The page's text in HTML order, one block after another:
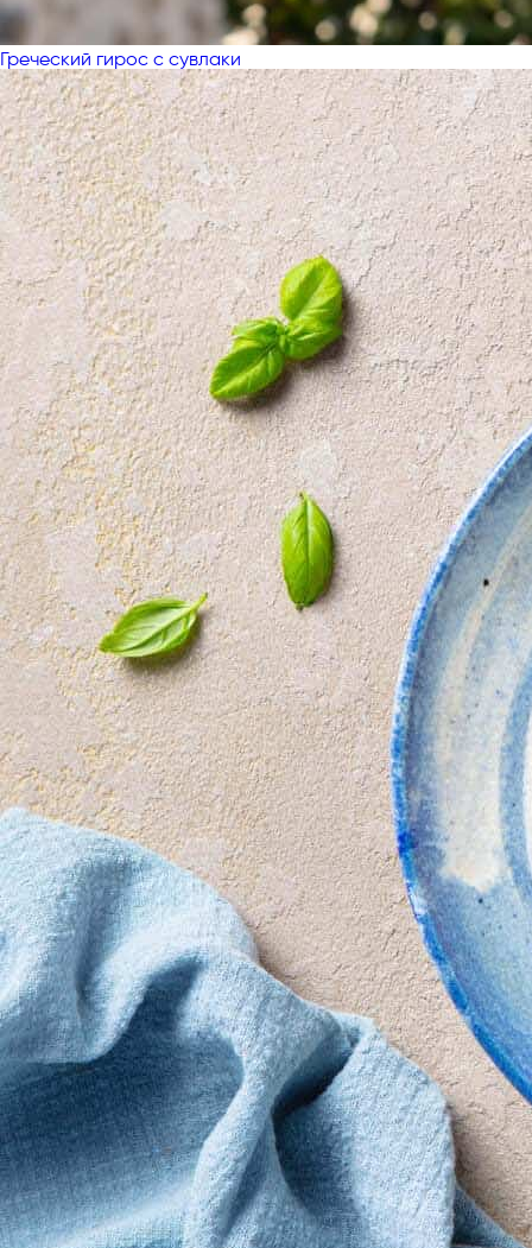
Греческий гирос с сувлаки